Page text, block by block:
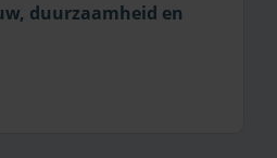
duurzaamheid en